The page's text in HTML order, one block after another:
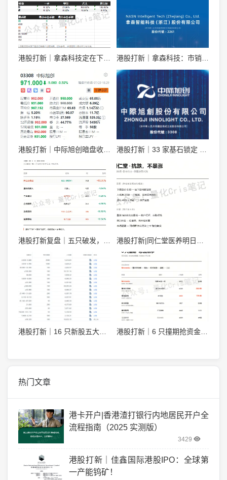
港股打新｜拿森科技定在下限，散户真抢一手！ 港股打新｜拿森科技：市销率 9 倍，融资溢价 30%，能打吗？
港股打新｜中际旭创暗盘收 971，明天开盘看什么？
港股打新｜16 只新股五大段位，最终模拟申购排序 港股打新｜6 只撞期抢资金，Momenta，基本半导体，瑞为技术怎么打？
热门文章
港卡开户|香港渣打银行内地居民开户全
流程指南（2025 实测版）
3429
港股打新｜佳鑫国际港股IPO：全球第
一产能钨矿！